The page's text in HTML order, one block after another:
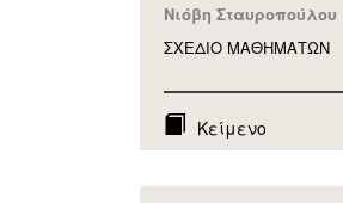
Νιόβη Σταυροπούλου
ΣΧΕΔΙΟ ΜΑΘΗΜAΤΩΝ
Κείμενο